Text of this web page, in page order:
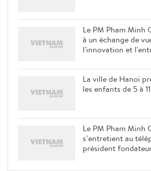
Le PM Pham Minh
à un échange de
l'innovation et
La ville de Hanoi
les enfants de 5 à
Le PM Pham Minh
s’entretient au
président